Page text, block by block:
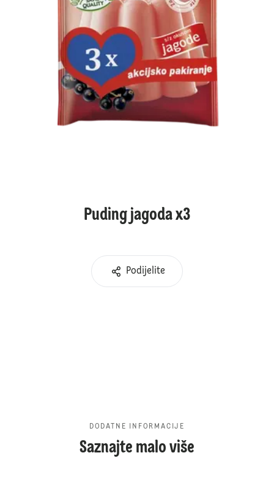
Puding jagoda x3
Podijelite
DODATNE INFORMACIJE
Saznajte malo više